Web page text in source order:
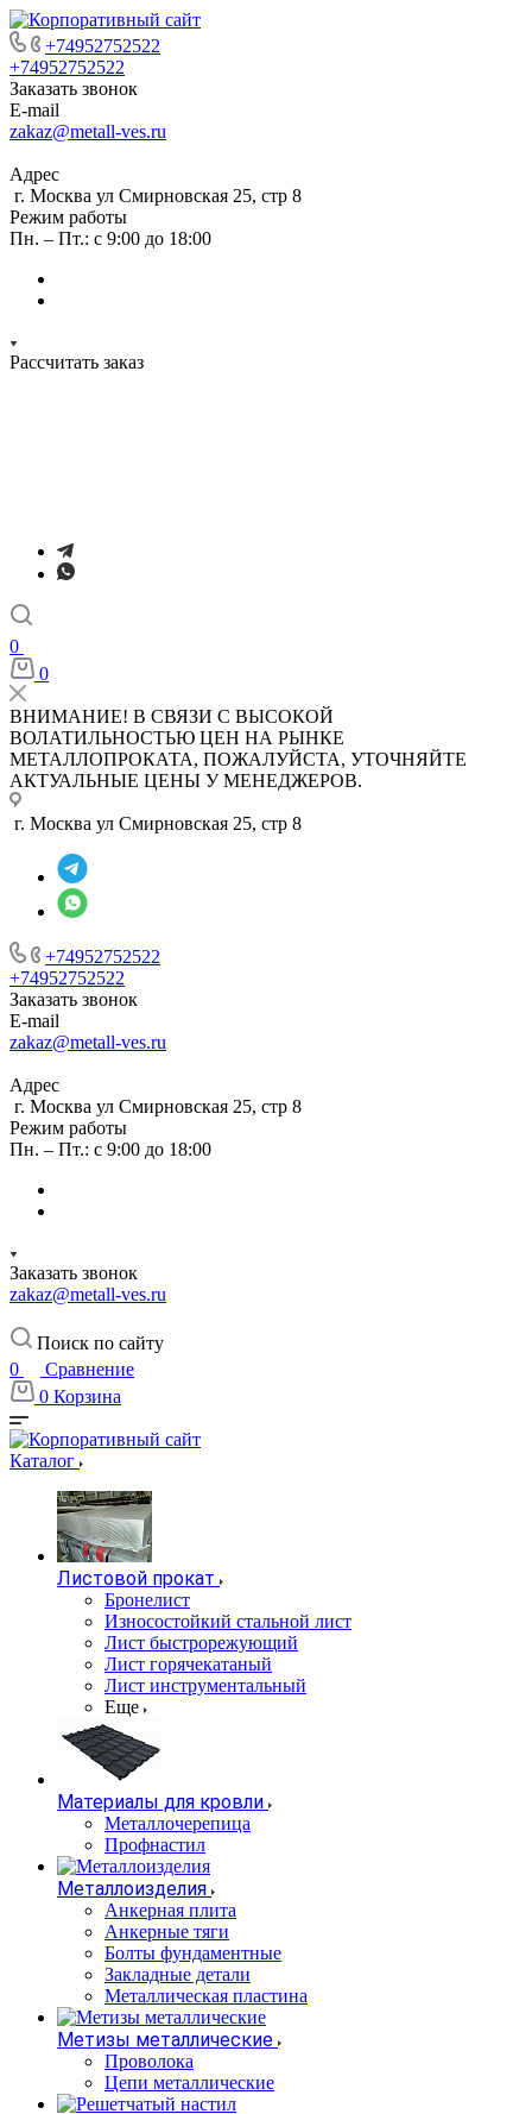
+74952752522
+74952752522
Заказать звонок
E-mail
zakaz@metall-ves.ru
Адрес
г. Москва ул Смирновская 25, стр 8
Режим работы
Пн. – Пт.: с 9:00 до 18:00
Рассчитать заказ
0
0
ВНИМАНИЕ! В СВЯЗИ С ВЫСОКОЙ
ВОЛАТИЛЬНОСТЬЮ ЦЕН НА РЫНКЕ
МЕТАЛЛОПРОКАТА, ПОЖАЛУЙСТА, УТОЧНЯЙТЕ
АКТУАЛЬНЫЕ ЦЕНЫ У МЕНЕДЖЕРОВ.
г. Москва ул Смирновская 25, стр 8
+74952752522
+74952752522
Заказать звонок
E-mail
zakaz@metall-ves.ru
Адрес
г. Москва ул Смирновская 25, стр 8
Режим работы
Пн. – Пт.: с 9:00 до 18:00
Заказать звонок
zakaz@metall-ves.ru
Поиск по сайту
0
Сравнение
0 Корзина
Каталог
Листовой прокат
Бронелист
Износостойкий стальной лист
Лист быстрорежующий
Лист горячекатаный
Лист инструментальный
Еще
Материалы для кровли
Металлочерепица
Профнастил
Металлоизделия
Анкерная плита
Анкерные тяги
Болты фундаментные
Закладные детали
Металлическая пластина
Метизы металлические
Проволока
Цепи металлические